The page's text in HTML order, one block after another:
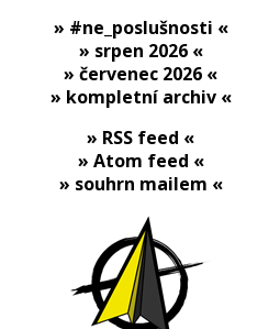
» #ne_poslušnosti «
» srpen 2026 «
» červenec 2026 «
» kompletní archiv «
» RSS feed «
» Atom feed «
» souhrn mailem «